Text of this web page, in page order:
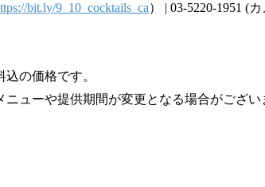
bit.ly/9_10_cocktails_ca） | 03-5220-1951 (
の価格です。
ューや提供期間が変更となる場合がござい